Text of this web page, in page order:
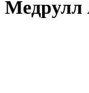
Медрулл